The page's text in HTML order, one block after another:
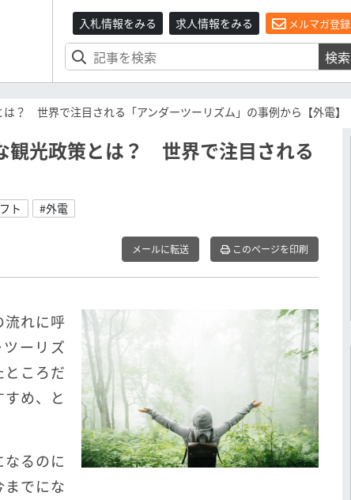
入札情報をみる 求人情報をみる メルマガ登録
検索
？ 世界で注目される「アンダーツーリズム」の事例から【外電】
観光政策とは？ 世界で注目される
ト #外電
メールに転送 このページを印刷
流れに呼
ーリズ
ころだ
め、と
るのに
でにな